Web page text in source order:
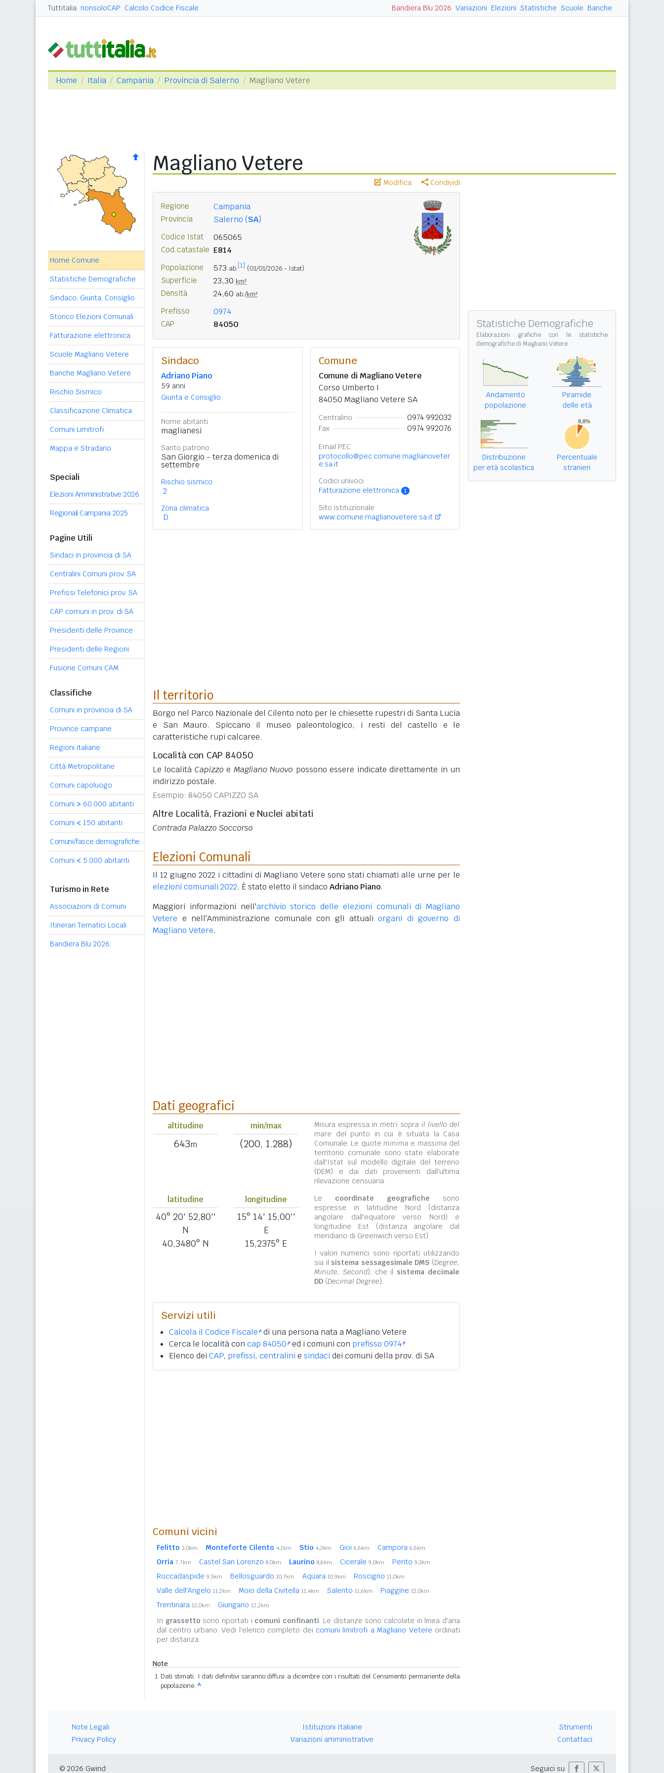
Tuttitalia nonsoloCAP Calcolo Codice Fiscale Bandiera Blu 2026 Variazioni Elezioni Statistiche Scuole Banche
Home Italia Campania Provincia di Salerno Magliano Vetere
Home Comune
Statistiche Demografiche
Sindaco, Giunta, Consiglio
Storico Elezioni Comunali
Fatturazione elettronica
Scuole Magliano Vetere
Banche Magliano Vetere
Rischio Sismico
Classificazione Climatica
Comuni Limitrofi
Mappa e Stradario
Speciali
Elezioni Amministrative 2026
Regionali Campania 2025
Pagine Utili
Sindaci in provincia di SA
Centralini Comuni prov. SA
Prefissi Telefonici prov. SA
CAP comuni in prov. di SA
Presidenti delle Province
Presidenti delle Regioni
Fusione Comuni CAM
Classifiche
Comuni in provincia di SA
Province campane
Regioni italiane
Città Metropolitane
Comuni capoluogo
Comuni > 60.000 abitanti
Comuni < 150 abitanti
Comuni/fasce demografiche
Comuni < 5.000 abitanti
Turismo in Rete
Associazioni di Comuni
Itinerari Tematici Locali
Bandiera Blu 2026
Magliano Vetere
Modifica Condividi
Regione Campania
Provincia Salerno (SA)
Codice Istat 065065
Cod.catastale E814
Popolazione 573 ab. [1] (01/01/2026 - Istat)
Superficie 23,30 km²
Densità 24,60 ab./km²
Prefisso 0974
CAP 84050
Sindaco
Adriano Piano
59 anni
Giunta e Consiglio
Nome abitanti
maglianesi
Santo patrono
San Giorgio - terza domenica di
settembre
Rischio sismico
2
Zona climatica
D
Comune
Comune di Magliano Vetere
Corso Umberto I
84050 Magliano Vetere SA
Centralino 0974 992032
Fax 0974 992076
Email PEC
protocollo@pec.comune.maglianoveter
e.sa.it
Codici univoci
Fatturazione elettronica
1
Sito istituzionale
www.comune.maglianovetere.sa.it
Il territorio
Borgo nel Parco Nazionale del Cilento noto per le chiesette rupestri di Santa Lucia
e San Mauro. Spiccano il museo paleontologico, i resti del castello e le
caratteristiche rupi calcaree.
Località con CAP 84050
Le località Capizzo e Magliano Nuovo possono essere indicate direttamente in un
indirizzo postale.
Esempio: 84050 CAPIZZO SA
Altre Località, Frazioni e Nuclei abitati
Contrada Palazzo Soccorso
Elezioni Comunali
Il 12 giugno 2022 i cittadini di Magliano Vetere sono stati chiamati alle urne per le
elezioni comunali 2022. È stato eletto il sindaco Adriano Piano.
Maggiori informazioni nell'archivio storico delle elezioni comunali di Magliano
Vetere e nell'Amministrazione comunale con gli attualiorgani di governo di
Magliano Vetere.
Dati geografici
altitudine
643m
min/max
(200, 1.288)
Misura espressa inmetri sopra il livello del
mare del punto in cui è situata la Casa
Comunale. Le quote minima e massima del
territorio comunale sono state elaborate
dall'Istat sul modello digitale del terreno
(DEM) e dai dati provenienti dall'ultima
rilevazione censuaria.
latitudine
40° 20' 52,80''
N
40,3480° N
longitudine
15° 14' 15,00''
E
15,2375° E
Le coordinate geografiche sono
espresse in latitudine Nord (distanza
angolare dall'equatore verso Nord) e
longitudine Est (distanza angolare dal
meridiano di Greenwich verso Est).
I valori numerici sono riportati utilizzando
sia il sistema sessagesimale DMS (Degree,
Minute, Second), che il sistema decimale
DD (Decimal Degree).
Servizi utili
Calcola il Codice Fiscale di una persona nata a Magliano Vetere
Cerca le località con cap 84050 ed i comuni con prefisso 0974
Elenco dei CAP, prefissi, centralini e sindaci dei comuni della prov. di SA
Comuni vicini
Felitto 3,0km Monteforte Cilento 4,1km Stio 4,3km Gioi 6,6km Campora 6,6km
Orria 7,7km Castel San Lorenzo 8,0km Laurino 8,6km Cicerale 9,0km Perito 9,3km
Roccadaspide 9,5km Bellosguardo 10,7km Aquara 10,9km Roscigno 11,0km
Valle dell'Angelo 11,2km Moio della Civitella 11,4km Salento 11,6km Piaggine 12,0km
Trentinara 12,0km Giungano 12,2km
In grassetto sono riportati i comuni confinanti. Le distanze sono calcolate in linea d'aria
dal centro urbano. Vedi l'elenco completo dei comuni limitrofi a Magliano Vetere ordinati
per distanza.
Note
Dati stimati. I dati definitivi saranno diffusi a dicembre con i risultati del Censimento permanente della
popolazione. ^
Statistiche Demografiche
Elaborazioni grafiche con le statistiche
demografiche di Magliano Vetere
Andamento
popolazione
Piramide
delle età
Distribuzione
per età scolastica
Percentuale
stranieri
Note Legali
Privacy Policy
Istituzioni Italiane
Variazioni amministrative
Strumenti
Contattaci
© 2026 Gwind Seguici su